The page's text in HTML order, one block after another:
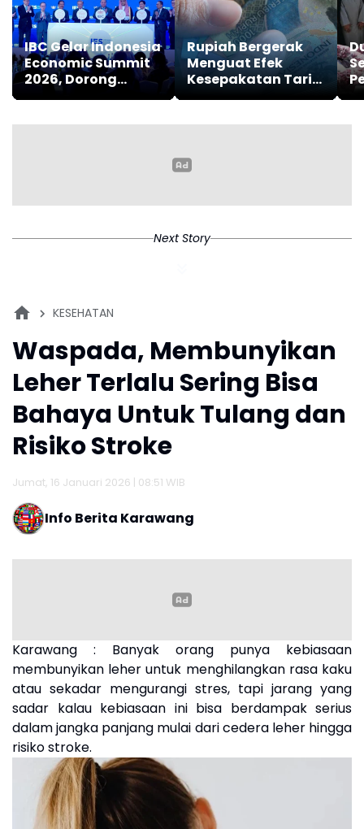
IBC Gelar Indonesia
Economic Summit
2026, Dorong
Kolaborasi
Tangguh
Rupiah Bergerak
Menguat Efek
Kesepakatan Tarif
AS-India
Next Story
KESEHATAN
Waspada, Membunyikan
Leher Terlalu Sering Bisa
Bahaya Untuk Tulang dan
Risiko Stroke
Jumat, 16 Januari 2026 | 08:51 WIB
Info Berita Karawang
Karawang : Banyak orang punya kebiasaan
membunyikan leher untuk menghilangkan rasa kaku
atau sekadar mengurangi stres, tapi jarang yang
sadar kalau kebiasaan ini bisa berdampak serius
dalam jangka panjang mulai dari cedera leher hingga
risiko stroke.